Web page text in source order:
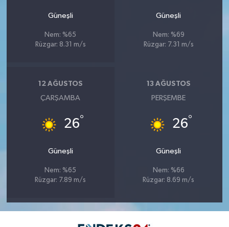
Güneşli
Nem: %65
Rüzgar: 8.31 m/s
Güneşli
Nem: %69
Rüzgar: 7.31 m/s
12 AĞUSTOS
ÇARŞAMBA
26°
Güneşli
Nem: %65
Rüzgar: 7.89 m/s
13 AĞUSTOS
PERŞEMBE
26°
Güneşli
Nem: %66
Rüzgar: 8.69 m/s